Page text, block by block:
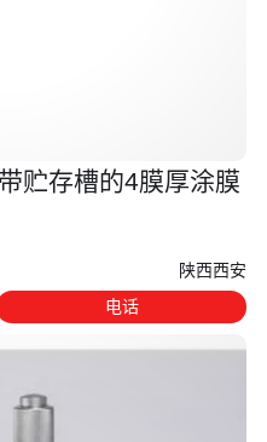
贮存槽的4膜厚涂膜
陕西西安
电话